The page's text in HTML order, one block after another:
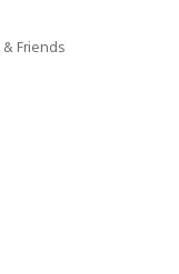
Friends